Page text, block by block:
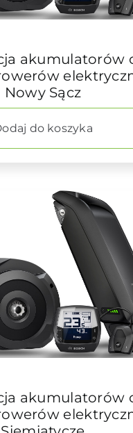
akumulatorów
Nowy Sącz
do koszyka
akumulatorów